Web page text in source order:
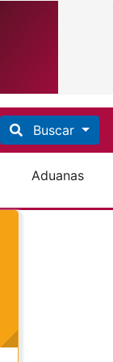
Buscar
Aduanas